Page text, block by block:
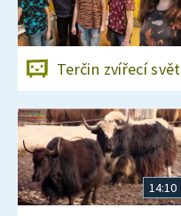
Terčin zvířecí svět
14:10